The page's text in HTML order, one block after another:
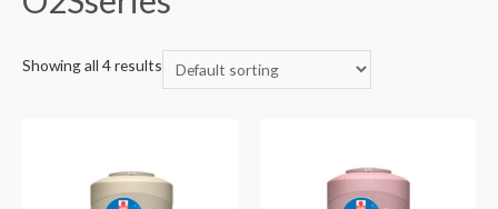
Showing all 4 results